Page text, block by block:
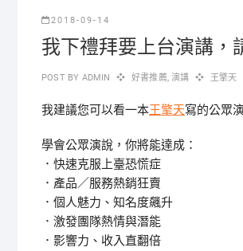
2018-09-14
我下禮拜要上台演講，
POST BY ADMIN 好書推薦,演講 王擎天
我建議您可以看一本王擎天寫的公眾
學會公眾演說，你將能達成：
．快速克服上臺恐慌症
．產品／服務熱銷狂賣
．個人魅力、知名度飆升
．激發團隊熱情與潛能
．影響力、收入直翻倍